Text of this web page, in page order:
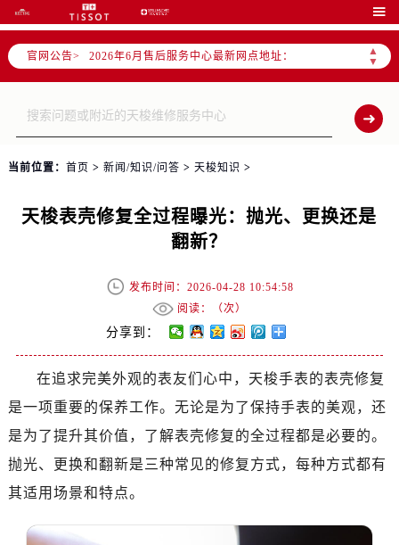

官网公告>
▲
▼
2026年6月北京市售后服务网络优化升级公告
2026年6月北京市官方售后客户服务热线：
2026年6月售后服务中心最新网点地址：
北京市东城区东长安街1号东方广场写字楼W3座6层602室（需提前预约）
北京市朝阳区建国门外大街甲6号华熙国际中心写字楼D座11层1102室（需提前预约）
北京市朝阳区建国门外大街甲6号华熙国际中心D座11层1102室售后服务中心（需提前预约）
当前位置： 首页 > 新闻/知识/问答 > 天梭知识 >
天梭表壳修复全过程曝光：抛光、更换还是
翻新？
发布时间：2026-04-28 10:54:58
阅读：（次）
分享到：
在追求完美外观的表友们心中，天梭手表的表壳修复
是一项重要的保养工作。无论是为了保持手表的美观，还
是为了提升其价值，了解表壳修复的全过程都是必要的。
抛光、更换和翻新是三种常见的修复方式，每种方式都有
其适用场景和特点。